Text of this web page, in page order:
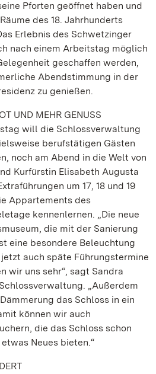
Pforten geöffnet haben und
des 18. Jahrhunderts
Erlebnis des Schwetzinger
nach einem Arbeitstag möglich
geschaffen werden,
Abendstimmung in der
zu genießen.
UND MEHR GENUSS
will die Schlossverwaltung
berufstätigen Gästen
noch am Abend in die Welt von
Kurfürstin Elisabeth Augusta
um 17, 18 und 19
Appartements des
kennenlernen. „Die neue
die mit der Sanierung
eine besondere Beleuchtung
auch späte Führungstermine
wir uns sehr“, sagt Sandra
„Außerdem
das Schloss in ein
können wir auch
die das Schloss schon
Neues bieten.“